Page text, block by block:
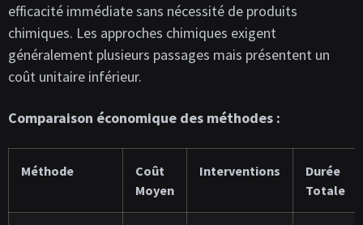
efficacité immédiate sans nécessité de produits
chimiques. Les approches chimiques exigent
généralement plusieurs passages mais présentent un
coût unitaire inférieur.
Comparaison économique des méthodes :
Méthode
Coût
Moyen
Interventions
Durée
Totale